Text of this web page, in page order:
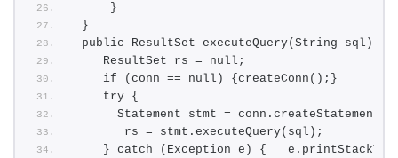
     }
}
public ResultSet executeQuery(String sql) {
    ResultSet rs = null;
    if (conn == null) {createConn();}
    try {
Statement stmt =
       rs = stmt.executeQuery(sql);
} catch (Exception e) {